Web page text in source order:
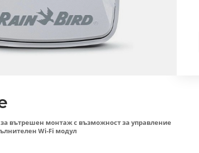
вътрешен монтаж с възможност за управление
Wi-Fi модул